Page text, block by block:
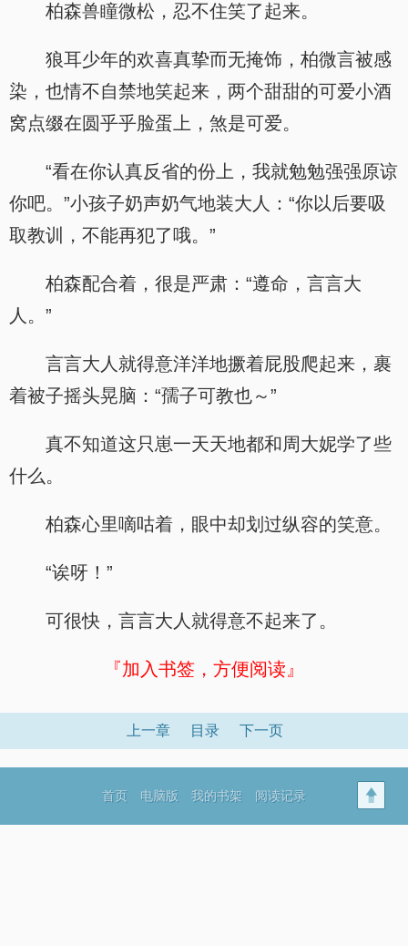
柏森兽瞳微松，忍不住笑了起来。
狼耳少年的欢喜真挚而无掩饰，柏微言被感
染，也情不自禁地笑起来，两个甜甜的可爱小酒
窝点缀在圆乎乎脸蛋上，煞是可爱。
“看在你认真反省的份上，我就勉勉强强原谅
你吧。”小孩子奶声奶气地装大人：“你以后要吸
取教训，不能再犯了哦。”
柏森配合着，很是严肃：“遵命，言言大
人。”
言言大人就得意洋洋地撅着屁股爬起来，裹
着被子摇头晃脑：“孺子可教也～”
真不知道这只崽一天天地都和周大妮学了些
什么。
柏森心里嘀咕着，眼中却划过纵容的笑意。
“诶呀！”
可很快，言言大人就得意不起来了。
『加入书签，方便阅读』
上一章 目录 下一页
首页 电脑版 我的书架 阅读记录